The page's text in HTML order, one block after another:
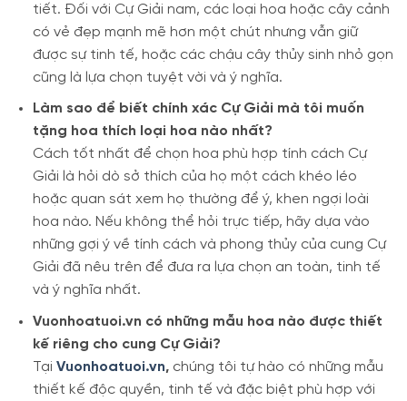
tiết. Đối với Cự Giải nam, các loại hoa hoặc cây cảnh
có vẻ đẹp mạnh mẽ hơn một chút nhưng vẫn giữ
được sự tinh tế, hoặc các chậu cây thủy sinh nhỏ gọn
cũng là lựa chọn tuyệt vời và ý nghĩa.
Làm sao để biết chính xác Cự Giải mà tôi muốn
tặng hoa thích loại hoa nào nhất?
Cách tốt nhất để chọn hoa phù hợp tính cách Cự
Giải là hỏi dò sở thích của họ một cách khéo léo
hoặc quan sát xem họ thường để ý, khen ngợi loài
hoa nào. Nếu không thể hỏi trực tiếp, hãy dựa vào
những gợi ý về tính cách và phong thủy của cung Cự
Giải đã nêu trên để đưa ra lựa chọn an toàn, tinh tế
và ý nghĩa nhất.
Vuonhoatuoi.vn có những mẫu hoa nào được thiết
kế riêng cho cung Cự Giải?
Tại Vuonhoatuoi.vn,chúng tôi tự hào có những mẫu
thiết kế độc quyền, tinh tế và đặc biệt phù hợp với